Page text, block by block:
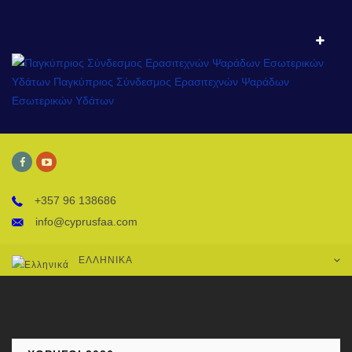
+357 96 138686
info@cyprusfaa.com
ΕΛΛΗΝΙΚΆ